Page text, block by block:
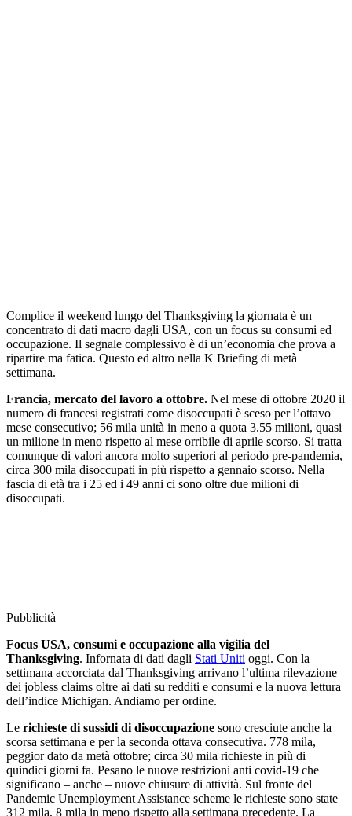
Complice il weekend lungo del Thanksgiving la giornata è un
concentrato di dati macro dagli USA, con un focus su consumi ed
occupazione. Il segnale complessivo è di un’economia che prova a
ripartire ma fatica. Questo ed altro nella K Briefing di metà
settimana.
Francia, mercato del lavoro a ottobre. Nel mese di ottobre 2020 il
numero di francesi registrati come disoccupati è sceso per l’ottavo
mese consecutivo; 56 mila unità in meno a quota 3.55 milioni, quasi
un milione in meno rispetto al mese orribile di aprile scorso. Si tratta
comunque di valori ancora molto superiori al periodo pre-pandemia,
circa 300 mila disoccupati in più rispetto a gennaio scorso. Nella
fascia di età tra i 25 ed i 49 anni ci sono oltre due milioni di
disoccupati.
Pubblicità
Focus USA, consumi e occupazione alla vigilia del
Thanksgiving. Infornata di dati dagli Stati Uniti oggi. Con la
settimana accorciata dal Thanksgiving arrivano l’ultima rilevazione
dei jobless claims oltre ai dati su redditi e consumi e la nuova lettura
dell’indice Michigan. Andiamo per ordine.
Le richieste di sussidi di disoccupazione sono cresciute anche la
scorsa settimana e per la seconda ottava consecutiva. 778 mila,
peggior dato da metà ottobre; circa 30 mila richieste in più di
quindici giorni fa. Pesano le nuove restrizioni anti covid-19 che
significano – anche – nuove chiusure di attività. Sul fronte del
Pandemic Unemployment Assistance scheme le richieste sono state
312 mila, 8 mila in meno rispetto alla settimana precedente. La